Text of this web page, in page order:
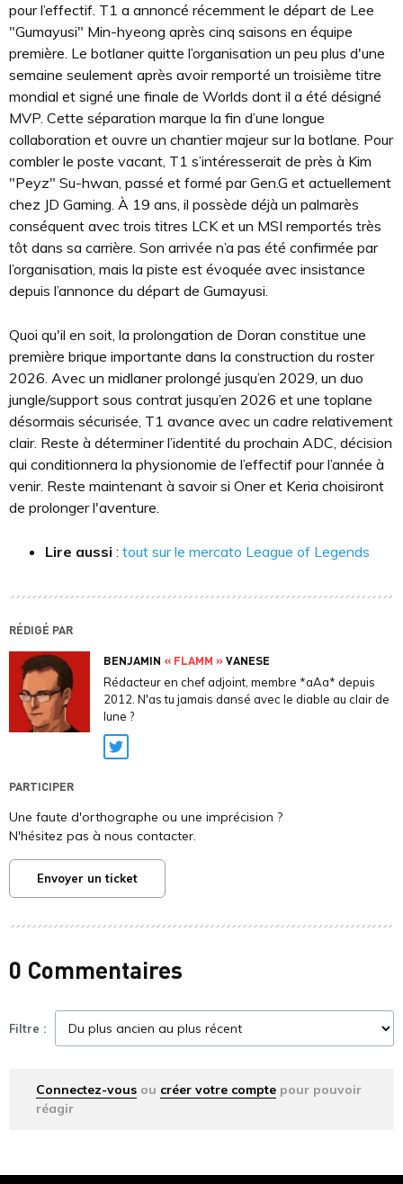
pour l’effectif. T1 a annoncé récemment le départ de Lee
"Gumayusi" Min-hyeong après cinq saisons en équipe
première. Le botlaner quitte l’organisation un peu plus d'une
semaine seulement après avoir remporté un troisième titre
mondial et signé une finale de Worlds dont il a été désigné
MVP. Cette séparation marque la fin d’une longue
collaboration et ouvre un chantier majeur sur la botlane. Pour
combler le poste vacant, T1 s’intéresserait de près à Kim
"Peyz" Su-hwan, passé et formé par Gen.G et actuellement
chez JD Gaming. À 19 ans, il possède déjà un palmarès
conséquent avec trois titres LCK et un MSI remportés très
tôt dans sa carrière. Son arrivée n’a pas été confirmée par
l’organisation, mais la piste est évoquée avec insistance
depuis l’annonce du départ de Gumayusi.
Quoi qu'il en soit, la prolongation de Doran constitue une
première brique importante dans la construction du roster
2026. Avec un midlaner prolongé jusqu’en 2029, un duo
jungle/support sous contrat jusqu’en 2026 et une toplane
désormais sécurisée, T1 avance avec un cadre relativement
clair. Reste à déterminer l’identité du prochain ADC, décision
qui conditionnera la physionomie de l’effectif pour l’année à
venir. Reste maintenant à savoir si Oner et Keria choisiront
de prolonger l'aventure.
Lire aussi : tout sur le mercato League of Legends
RÉDIGÉ PAR
BENJAMIN « FLAMM »VANESE
Rédacteur en chef adjoint, membre *aAa* depuis
2012. N'as tu jamais dansé avec le diable au clair de
lune ?
Twitter
PARTICIPER
Une faute d'orthographe ou une imprécision ?
N'hésitez pas à nous contacter.
Envoyer un ticket
0 Commentaires
Filtre :
Connectez-vous ou créer votre compte pour pouvoir
réagir